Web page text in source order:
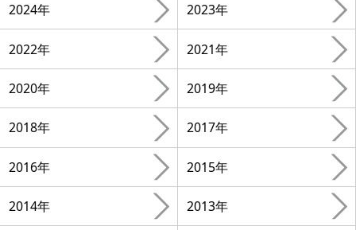
2024年 2023年
2022年 2021年
2020年 2019年
2018年 2017年
2016年 2015年
2014年 2013年